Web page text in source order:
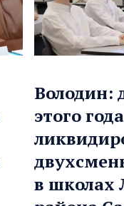
Володин:
этого
в школах